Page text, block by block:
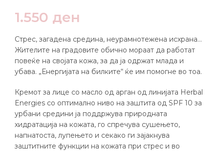
1.550 ден
Стрес, загадена средина, неурамнотежена исхрана…
Жителите на градовите обично мораат да работат
повеќе на својата кожа, за да ја одржат млада и
убава. „Енергијата на билките“ ќе им помогне во тоа.
Кремот за лице со масло од арган од линијата Herbal
Energies со оптимално ниво на заштита од SPF 10 за
урбани средини ја поддржува природната
хидратација на кожата, го спречува сушењето,
напнатоста, лупењето и секако ги зајакнува
заштитните функции на кожата при стрес и во